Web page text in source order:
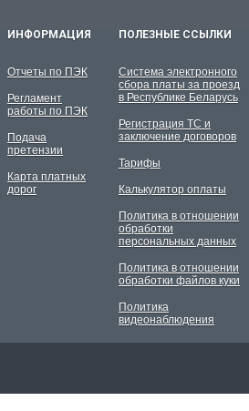
ИНФОРМАЦИЯ
Отчеты по ПЭК
Регламент
работы по ПЭК
Подача
претензии
Карта платных
дорог
ПОЛЕЗНЫЕ ССЫЛКИ
Система электронного
сбора платы за проезд
в Республике Беларусь
Регистрация ТС и
заключение договоров
Тарифы
Калькулятор оплаты
Политика в отношении
обработки
персональных данных
Политика в отношении
обработки файлов куки
Политика
видеонаблюдения